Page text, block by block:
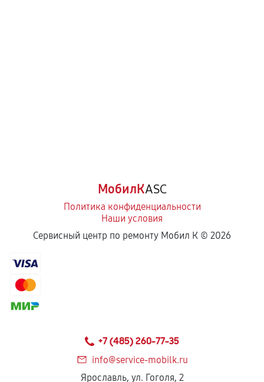
МобилКASC
Политика конфиденциальности
Наши условия
Сервисный центр по ремонту Мобил К © 2026
+7 (485) 260-77-35
info@service-mobilk.ru
Ярославль, ул. Гоголя, 2